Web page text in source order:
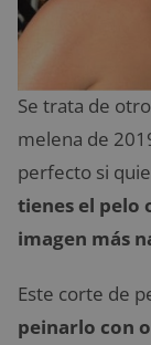
Se trata de
melena de
perfecto si
tienes el pelo
imagen más
Este corte de
peinarlo con